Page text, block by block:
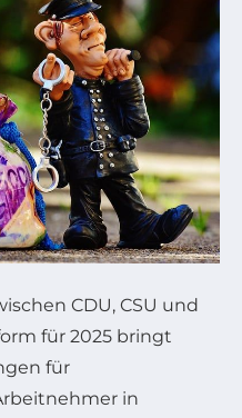
CDU, CSU und
für 2025 bringt
für
in